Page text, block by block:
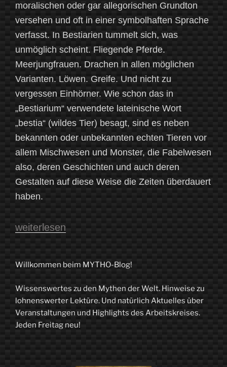
moralischen oder gar allegorischen Grundton
versehen und oft in einer symbolhaften Sprache
verfasst. In Bestiarien tummelt sich, was
unmöglich scheint. Fliegende Pferde.
Meerjungfrauen. Drachen in allen möglichen
Varianten. Löwen. Greife. Und nicht zu
vergessen Einhörner. Wie schon das in
„Bestiarium“ verwendete lateinische Wort
„bestia“ (wildes Tier) besagt, sind es neben
bekannten oder unbekannten echten Tieren vor
allem Mischwesen und Monster, die Fabelwesen
also, deren Geschichten und auch deren
Gestalten auf diese Weise die Zeiten überdauert
haben.
„Mythisch-
Bestiarium“
weiterlesen
Willkommen beim MYTHO-Blog!
Wissenswertes zu den Mythen der Welt. Hinweise zu
lohnenswerter Lektüre. Und natürlich Aktuelles über
Veranstaltungen und Highlights des Arbeitskreises.
Jeden Freitag neu!